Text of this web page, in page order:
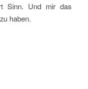
Sinn. Und mir das
haben.